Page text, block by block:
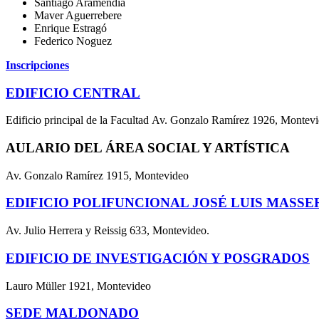
Maver Aguerrebere
Enrique Estragó
Federico Noguez
Inscripciones
EDIFICIO CENTRAL
Edificio principal de la Facultad Av. Gonzalo Ramírez 1926,
AULARIO DEL ÁREA SOCIAL Y ARTÍSTICA
Av. Gonzalo Ramírez 1915, Montevideo
EDIFICIO POLIFUNCIONAL JOSÉ LUIS
Av. Julio Herrera y Reissig 633, Montevideo.
EDIFICIO DE INVESTIGACIÓN Y POSGRADOS
Lauro Müller 1921, Montevideo
SEDE MALDONADO